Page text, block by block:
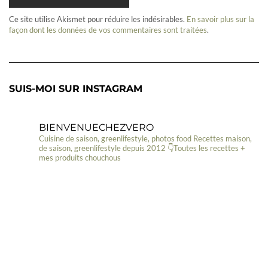
Ce site utilise Akismet pour réduire les indésirables. En savoir plus sur la
façon dont les données de vos commentaires sont traitées.
SUIS-MOI SUR INSTAGRAM
BIENVENUECHEZVERO
Cuisine de saison, greenlifestyle, photos food Recettes maison,
de saison, greenlifestyle depuis 2012 👇Toutes les recettes +
mes produits chouchous